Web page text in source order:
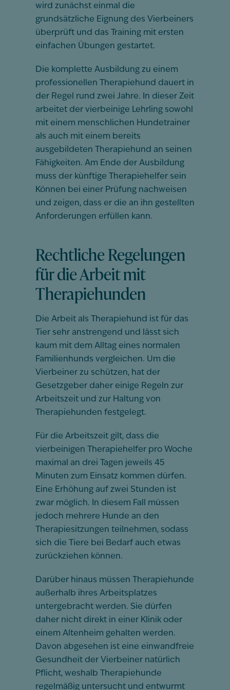
wird zunächst einmal die
grundsätzliche Eignung des Vierbeiners
überprüft und das Training mit ersten
einfachen Übungen gestartet.
Die komplette Ausbildung zu einem
professionellen Therapiehund dauert in
der Regel rund zwei Jahre. In dieser Zeit
arbeitet der vierbeinige Lehrling sowohl
mit einem menschlichen Hundetrainer
als auch mit einem bereits
ausgebildeten Therapiehund an seinen
Fähigkeiten. Am Ende der Ausbildung
muss der künftige Therapiehelfer sein
Können bei einer Prüfung nachweisen
und zeigen, dass er die an ihn gestellten
Anforderungen erfüllen kann.
Rechtliche Regelungen
für die Arbeit mit
Therapiehunden
Die Arbeit als Therapiehund ist für das
Tier sehr anstrengend und lässt sich
kaum mit dem Alltag eines normalen
Familienhunds vergleichen. Um die
Vierbeiner zu schützen, hat der
Gesetzgeber daher einige Regeln zur
Arbeitszeit und zur Haltung von
Therapiehunden festgelegt.
Für die Arbeitszeit gilt, dass die
vierbeinigen Therapiehelfer pro Woche
maximal an drei Tagen jeweils 45
Minuten zum Einsatz kommen dürfen.
Eine Erhöhung auf zwei Stunden ist
zwar möglich. In diesem Fall müssen
jedoch mehrere Hunde an den
Therapiesitzungen teilnehmen, sodass
sich die Tiere bei Bedarf auch etwas
zurückziehen können.
Darüber hinaus müssen Therapiehunde
außerhalb ihres Arbeitsplatzes
untergebracht werden. Sie dürfen
daher nicht direkt in einer Klinik oder
einem Altenheim gehalten werden.
Davon abgesehen ist eine einwandfreie
Gesundheit der Vierbeiner natürlich
Pflicht, weshalb Therapiehunde
regelmäßig untersucht und entwurmt